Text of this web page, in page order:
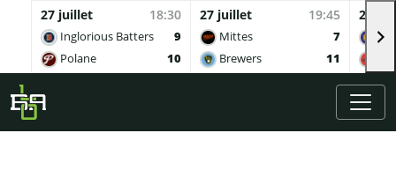
27 juillet 18:30
Inglorious Batters
9
Polane
10
27 juillet 19:45
Mittes
7
Brewers
11
27
Skip to main content